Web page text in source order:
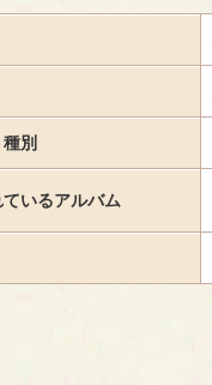
別
いるアルバム